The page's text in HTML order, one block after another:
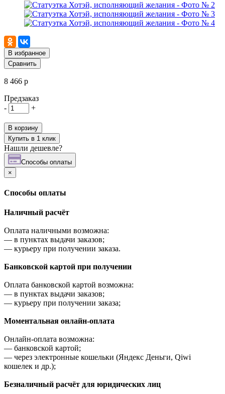
В избранное
Сравнить
8 466 р
Предзаказ
-
+
В корзину
Купить в 1 клик
Нашли дешевле?
Cпособы оплаты
×
Cпособы оплаты
Наличный расчёт
Оплата наличными возможна:
— в пунктах выдачи заказов;
— курьеру при получении заказа.
Банковской картой при получении
Оплата банковской картой возможна:
— в пунктах выдачи заказов;
— курьеру при получении заказа;
Моментальная онлайн-оплата
Онлайн-оплата возможна:
— банковской картой;
— через электронные кошельки (Яндекс Деньги, Qiwi
кошелек и др.);
Безналичный расчёт для юридических лиц